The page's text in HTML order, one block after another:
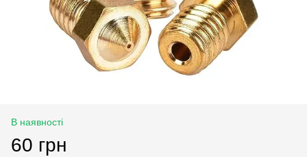
В наявності
60 грн